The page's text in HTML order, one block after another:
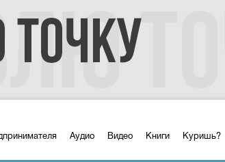
Аудио Видео Книги Куришь?